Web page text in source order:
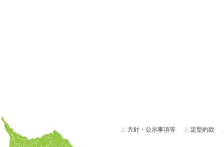
方針・公示事項等 定型約款